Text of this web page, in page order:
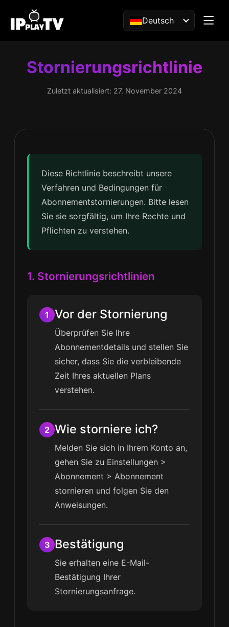
Deutsch
Stornierungsrichtlinie
Zuletzt aktualisiert: 27. November 2024
Diese Richtlinie beschreibt unsere
Verfahren und Bedingungen für
Abonnementstornierungen. Bitte lesen
Sie sie sorgfältig, um Ihre Rechte und
Pflichten zu verstehen.
1. Stornierungsrichtlinien
1 Vor der Stornierung
Überprüfen Sie Ihre
Abonnementdetails und stellen Sie
sicher, dass Sie die verbleibende
Zeit Ihres aktuellen Plans
verstehen.
2 Wie storniere ich?
Melden Sie sich in Ihrem Konto an,
gehen Sie zu Einstellungen >
Abonnement > Abonnement
stornieren und folgen Sie den
Anweisungen.
3 Bestätigung
Sie erhalten eine E-Mail-
Bestätigung Ihrer
Stornierungsanfrage.